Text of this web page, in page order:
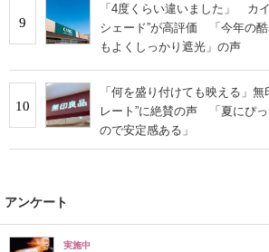
9
「4度くらい違いました」 カ
シェード”が高評価 「今年の
もよくしっかり遮光」の声
10
「何を盛り付けても映える」
レート”に絶賛の声 「夏にぴ
ので安定感ある」
アンケート
実施中